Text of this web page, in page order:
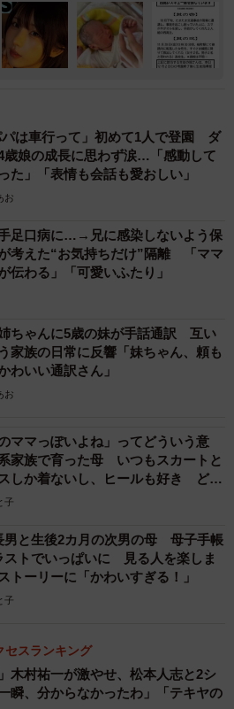
パは車行って」初めて1人で登園 ダ
歳娘の成長に思わず涙…「感動して
た」「表情も会話も愛おしい」
お
足口病に…→兄に感染しないよう保
考えた“お気持ちだけ”隔離 「ママ
伝わる」「可愛いふたり」
ちゃんに5歳の妹が手話通訳 互い
家族の日常に反響「妹ちゃん、頼も
わいい通訳さん」
お
ママっぽいよね」ってどういう意
家族で育った母 いつもスカートと
しか着ないし、ヒールも好き どの
子
男と生後2カ月の次男の母 母子手帳
ストでいっぱいに 見る人を楽しま
トーリーに「かわいすぎる！」
子
セスランキング
木村祐一が激やせ、松本人志と2シ
瞬、分からなかったわ」「テキヤの